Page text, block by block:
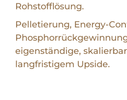
Rohstofflösung.
Pelletierung, Energy-
eigenständige,
langfristigem Upside.